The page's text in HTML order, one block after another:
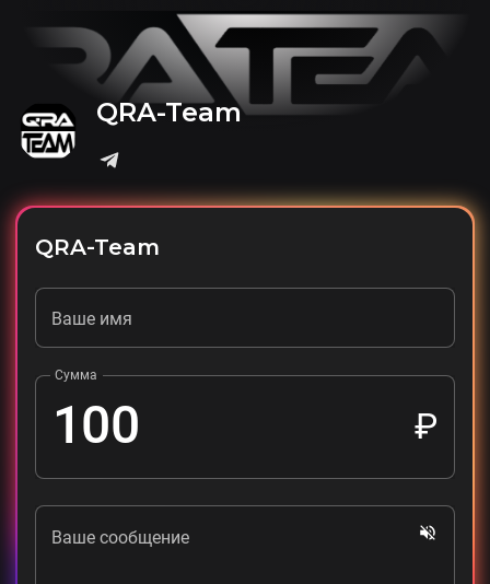
QRA-Team
QRA-Team
Ваше имя
Сумма
₽
Ваше сообщение